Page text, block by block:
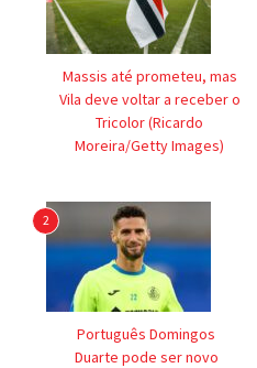
Massis até prometeu, mas
Vila deve voltar a receber o
Tricolor (Ricardo
Moreira/Getty Images)
2
Português Domingos
Duarte pode ser novo